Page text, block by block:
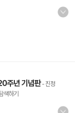
주년 기념판- 진정
색하기